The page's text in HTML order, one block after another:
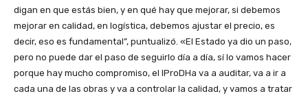
digan en que estás bien, y en qué hay que mejorar, si debemos
mejorar en calidad, en logística, debemos ajustar el precio, es
decir, eso es fundamental”, puntualizó. «El Estado ya dio un paso,
pero no puede dar el paso de seguirlo día a día, sí lo vamos hacer
porque hay mucho compromiso, el IProDHa va a auditar, va a ir a
cada una de las obras y va a controlar la calidad, y vamos a tratar